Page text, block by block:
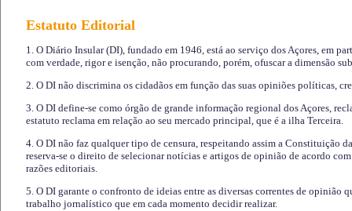
Estatuto Editorial
1. O Diário Insular (DI), fundado em 1946, está ao serviço dos Açores, em
com verdade, rigor e isenção, não procurando, porém, ofuscar a dimensão
2. O DI não discrimina os cidadãos em função das suas opiniões políticas,
3. O DI define-se como órgão de grande informação regional dos Açores,
estatuto reclama em relação ao seu mercado principal, que é a ilha Terceira.
4. O DI não faz qualquer tipo de censura, respeitando assim a Constituição
reserva-se o direito de selecionar notícias e artigos de opinião de acordo
razões editoriais.
5. O DI garante o confronto de ideias entre as diversas correntes de opinião
trabalho jornalístico que em cada momento decidir realizar.